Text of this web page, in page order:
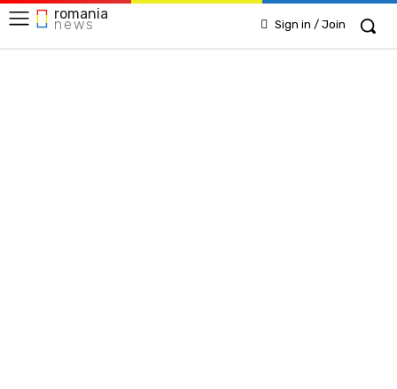
romania
news Sign in / Join